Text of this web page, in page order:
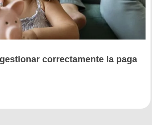
correctamente la paga